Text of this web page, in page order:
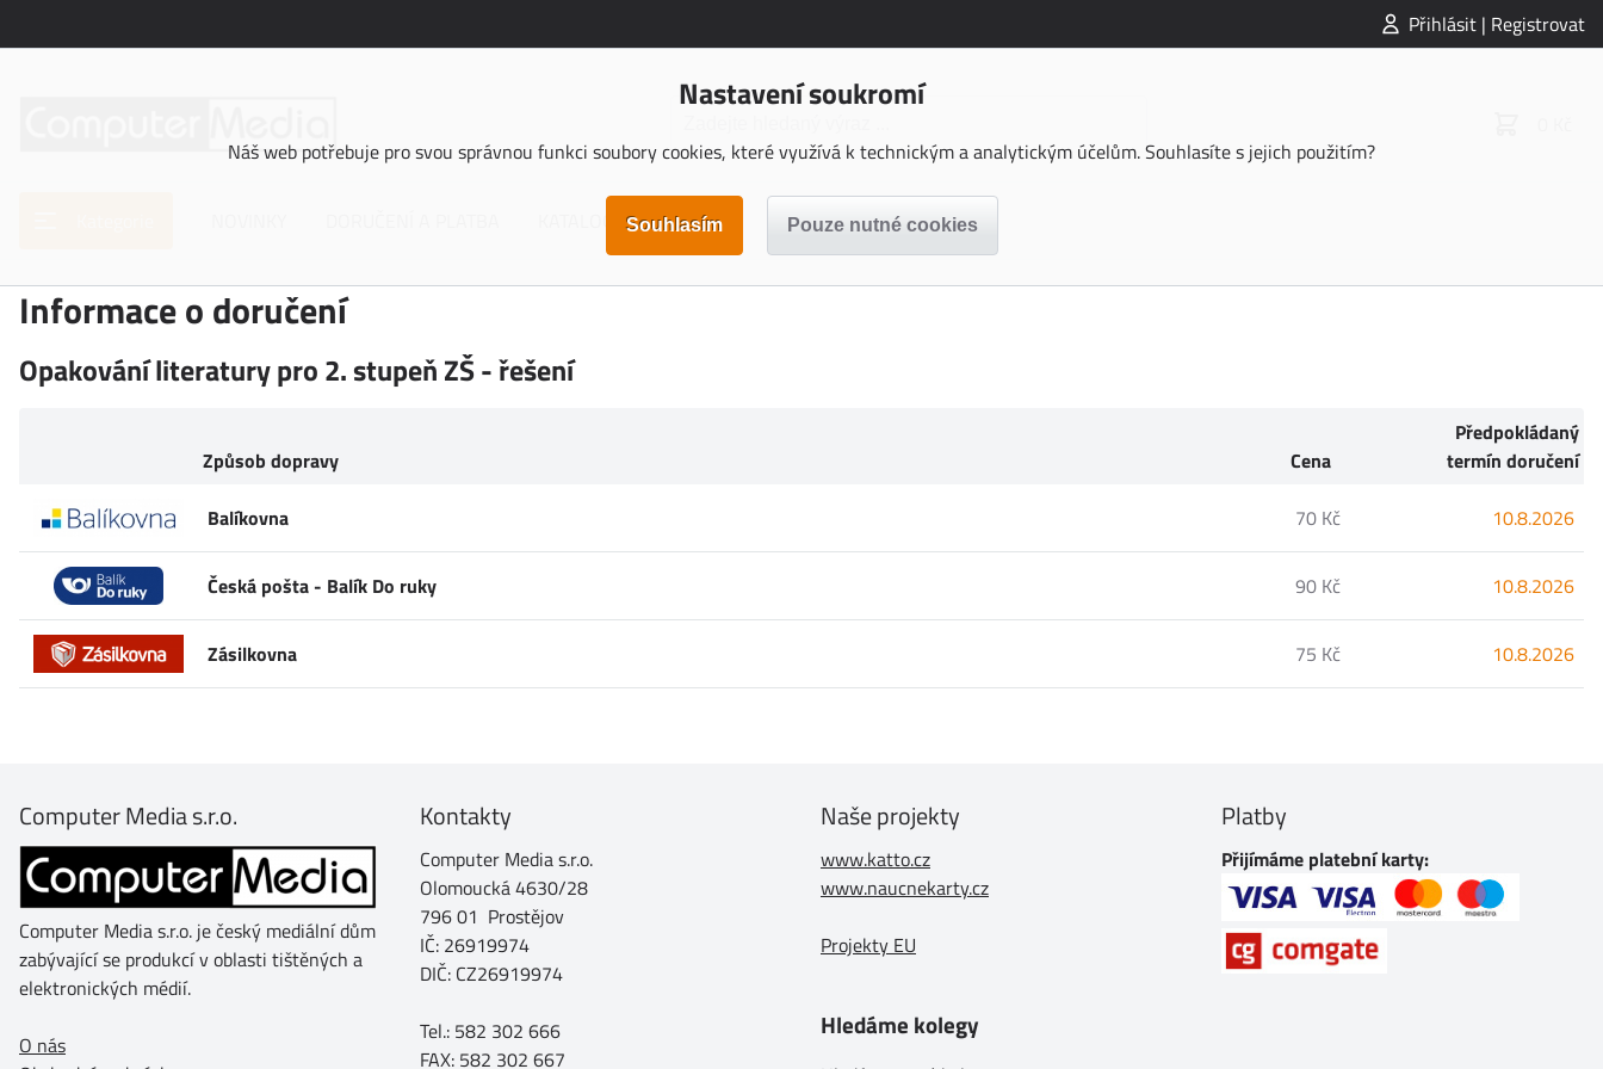
Přihlásit | Registrovat
Nastavení soukromí
Náš web potřebuje pro svou správnou funkci soubory cookies, které využívá k technickým a analytickým účelům. Souhlasíte s jejich použitím?
KATALOGY KE STAŽENÍ
Informace o doručení
Opakování literatury pro 2. stupeň ZŠ - řešení
Způsob dopravy Cena
Předpokládaný
termín doručení
Balíkovna
70 Kč 10.8.2026
Česká pošta - Balík Do ruky 90 Kč 10.8.2026
Zásilkovna 75 Kč 10.8.2026
Computer Media s.r.o.
Computer Media s.r.o. je český mediální dům
zabývající se produkcí v oblasti tištěných a
elektronických médií.
O nás
Kontakty
Computer Media s.r.o.
Olomoucká 4630/28
796 01 Prostějov
IČ: 26919974
DIČ: CZ26919974
Tel.: 582 302 666
FAX: 582 302 667
Naše projekty
www.katto.cz
www.naucnekarty.cz
Projekty EU
Hledáme kolegy
Platby
Přijímáme platební karty: